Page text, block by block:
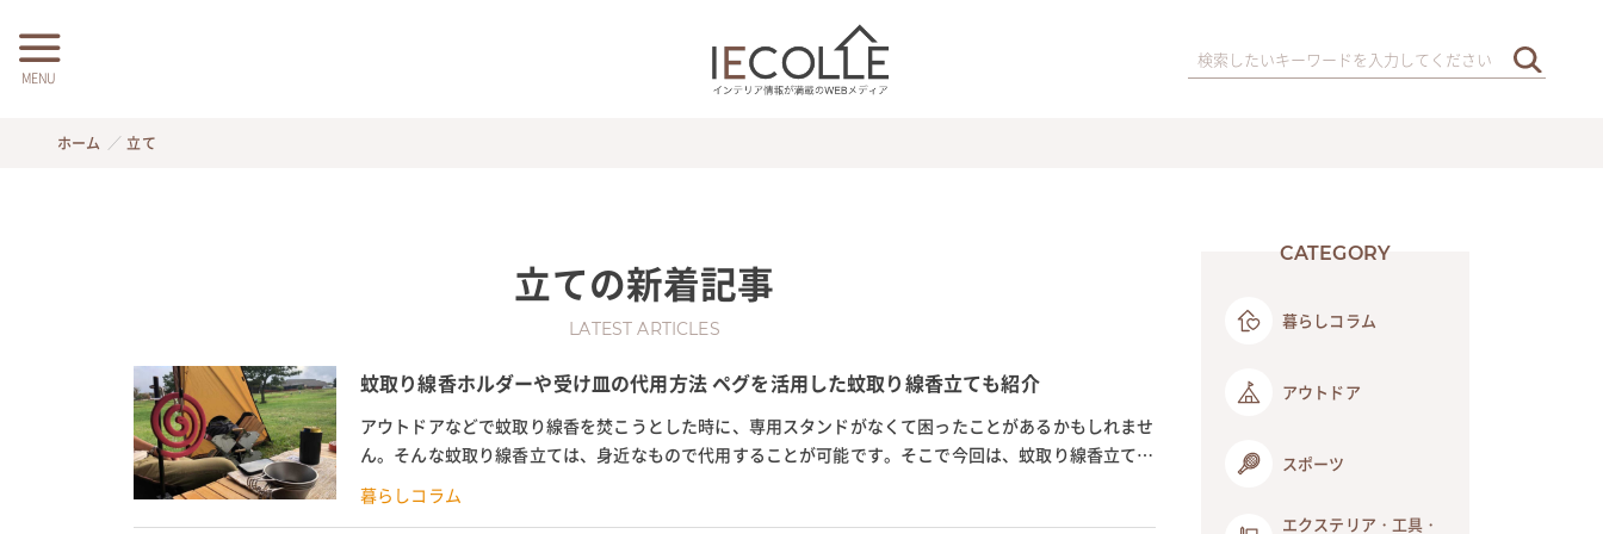
MENU
ホーム 立て
立ての新着記事
LATEST ARTICLES
蚊取り線香ホルダーや受け皿の代用方法 ペグを活用した蚊取り線香立ても紹介
アウトドアなどで蚊取り線香を焚こうとした時に、専用スタンドがなくて困ったことがあるかもしれませ
ん。そんな蚊取り線香立ては、身近なもので代用することが可能です。そこで今回は、蚊取り線香立ての
代用方法を紹介します。文房具のクリップやテントの...
暮らしコラム
CATEGORY
暮らしコラム
アウトドア
スポーツ
エクステリア・工具・